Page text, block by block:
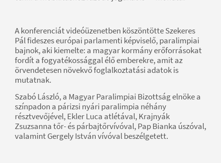
A konferenciát videóüzenetben köszöntötte Szekeres
Pál fideszes európai parlamenti képviselő, paralimpiai
bajnok, aki kiemelte: a magyar kormány erőforrásokat
fordít a fogyatékossággal élő emberekre, amit az
örvendetesen növekvő foglalkoztatási adatok is
mutatnak.
Szabó László, a Magyar Paralimpiai Bizottság elnöke a
színpadon a párizsi nyári paralimpia néhány
résztvevőjével, Ekler Luca atlétával, Krajnyák
Zsuzsanna tőr- és párbajtőrvívóval, Pap Bianka úszóval,
valamint Gergely István vívóval beszélgetett.